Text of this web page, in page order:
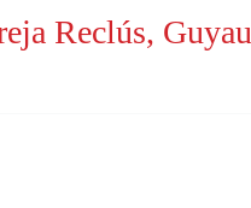
Reclús, Guyau